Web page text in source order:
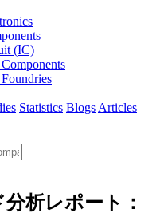
(IC)
Statistics Blogs Articles
析レポート：